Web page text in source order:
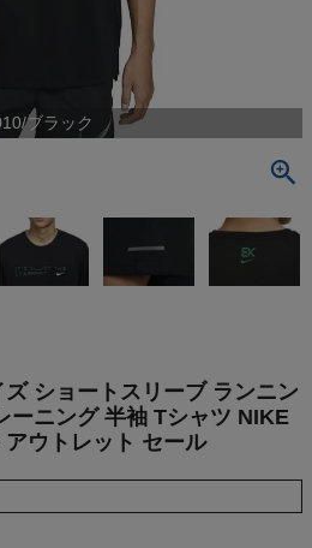
こちら
ブラック
ショートスリーブ ランニン
ーニング 半袖 Tシャツ NIKE
ウトレット セール